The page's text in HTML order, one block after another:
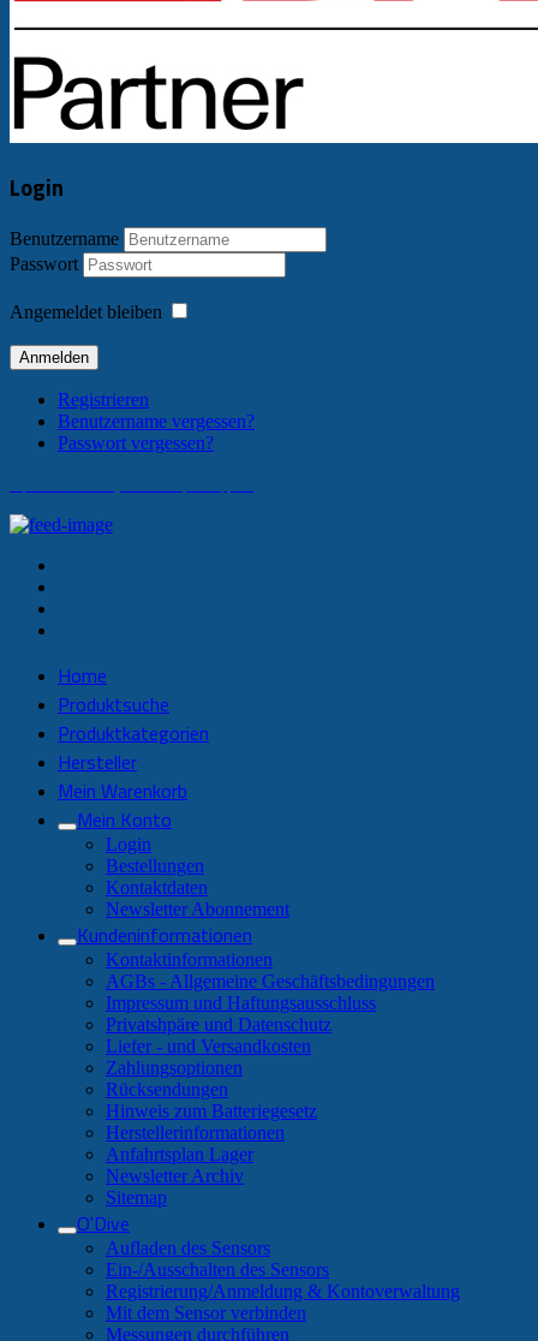
Login
Benutzername
Passwort
Angemeldet bleiben
Anmelden
Registrieren
Benutzername vergessen?
Passwort vergessen?
Home
Produktsuche
Produktkategorien
Hersteller
Mein Warenkorb
Mein Konto
Login
Bestellungen
Kontaktdaten
Newsletter Abonnement
Kundeninformationen
Kontaktinformationen
AGBs - Allgemeine Geschäftsbedingungen
Impressum und Haftungsausschluss
Privatshpäre und Datenschutz
Liefer - und Versandkosten
Zahlungsoptionen
Rücksendungen
Hinweis zum Batteriegesetz
Herstellerinformationen
Anfahrtsplan Lager
Newsletter Archiv
Sitemap
O'Dive
Aufladen des Sensors
Ein-/Ausschalten des Sensors
Registrierung/Anmeldung & Kontoverwaltung
Mit dem Sensor verbinden
Messungen durchführen